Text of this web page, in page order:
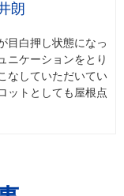
朗
目白押し状態になっ
ニケーションをとり
なしていただいてい
ットとしても屋根点